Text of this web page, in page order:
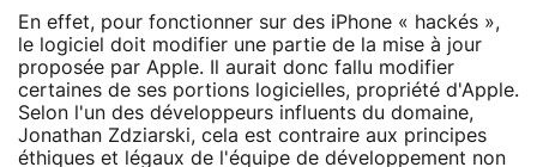
En effet, pour fonctionner sur des iPhone « hackés »,
le logiciel doit modifier une partie de la mise à jour
proposée par Apple. Il aurait donc fallu modifier
certaines de ses portions logicielles, propriété d'Apple.
Selon l'un des développeurs influents du domaine,
Jonathan Zdziarski, cela est contraire aux principes
éthiques et légaux de l'équipe de développement non